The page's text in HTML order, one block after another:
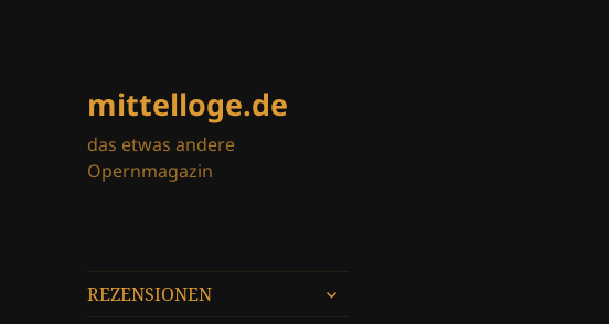
mittelloge.de
das etwas andere
Opernmagazin
REZENSIONEN
untermenü